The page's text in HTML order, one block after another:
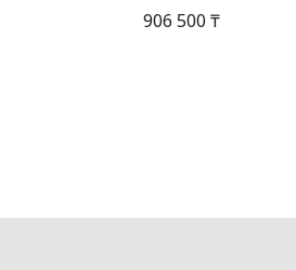
906 500 ₸